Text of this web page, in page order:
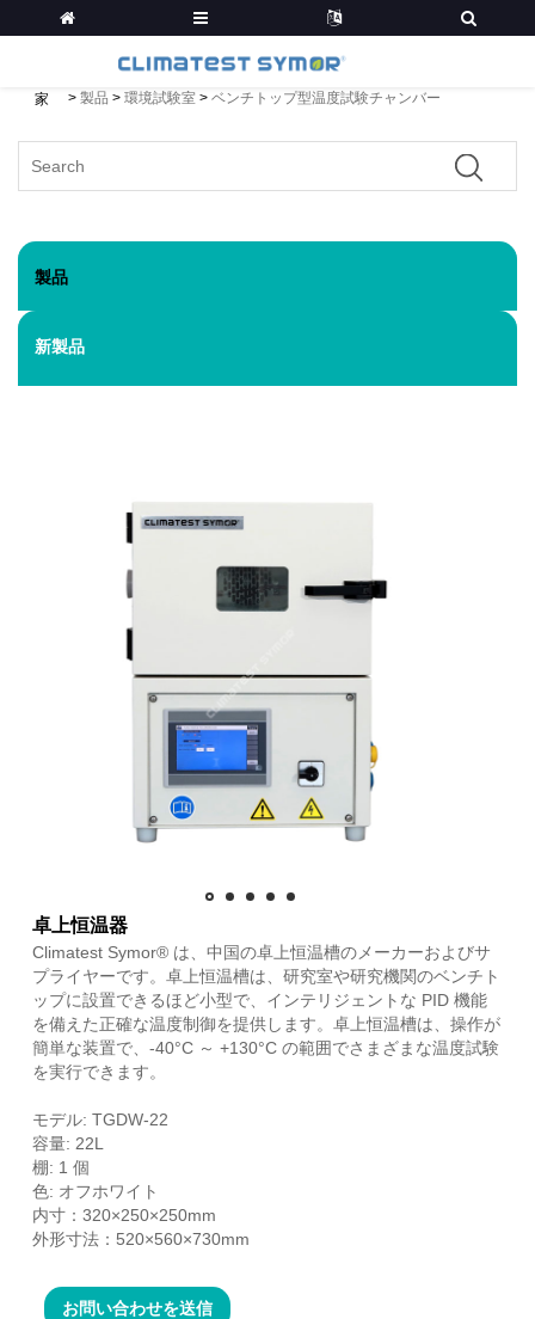
家 > 製品 > 環境試験室 > ベンチトップ型温度試験チャンバー
製品
新製品
卓上恒温器
Climatest Symor® は、中国の卓上恒温槽のメーカーおよびサ
プライヤーです。卓上恒温槽は、研究室や研究機関のベンチト
ップに設置できるほど小型で、インテリジェントな PID 機能
を備えた正確な温度制御を提供します。卓上恒温槽は、操作が
簡単な装置で、-40°C ～ +130°C の範囲でさまざまな温度試験
を実行できます。
モデル: TGDW-22
容量: 22L
棚: 1 個
色: オフホワイト
内寸：320×250×250mm
外形寸法：520×560×730mm
お問い合わせを送信